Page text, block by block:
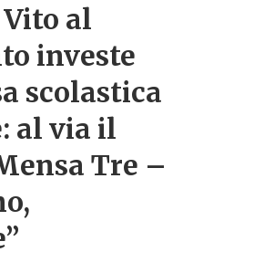
Vito al
investe
scolastica
al via il
Tre –